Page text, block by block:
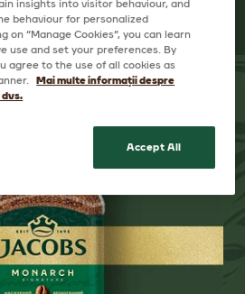
insights into visitor behaviour, and
behaviour for personalized
on “Manage Cookies”, you can learn
use and set your preferences. By
agree to the use of all cookies as
Mai multe informații despre
Accept All